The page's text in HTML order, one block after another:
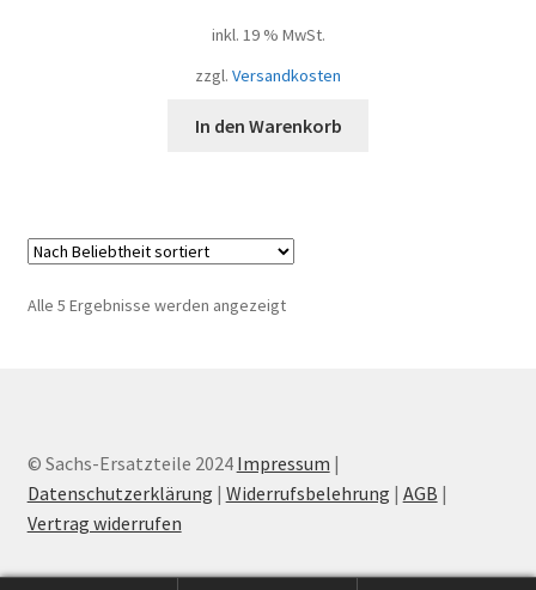
inkl. 19 % MwSt.
zzgl. Versandkosten
In den Warenkorb
Alle 5 Ergebnisse werden angezeigtNach
© Sachs-Ersatzteile 2024 Impressum |
Datenschutzerklärung | Widerrufsbelehrung | AGB |
Vertrag widerrufen